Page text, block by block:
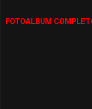
FOTOALBUM